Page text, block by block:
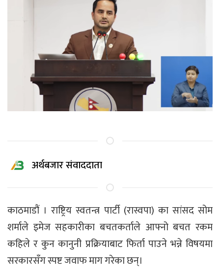
अर्थबजार संवाददाता
काठमाडौं । राष्ट्रिय स्वतन्त्र पार्टी (रास्वपा) का सांसद सोम
शर्माले इमेज सहकारीका बचतकर्ताले आफ्नो बचत रकम
कहिले र कुन कानुनी प्रक्रियाबाट फिर्ता पाउने भन्ने विषयमा
सरकारसँग स्पष्ट जवाफ माग गरेका छन्।